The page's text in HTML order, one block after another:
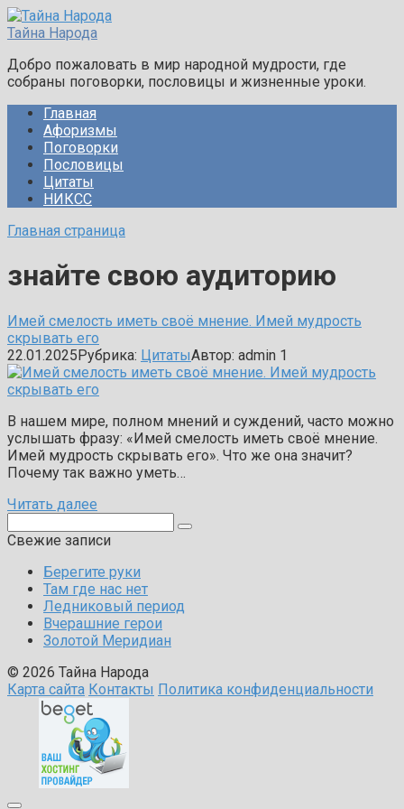
Перейти
к
Тайна Народа
Добро пожаловать в мир народной мудрости, где
собраны поговорки, пословицы и жизненные уроки.
Главная
Афоризмы
Поговорки
Пословицы
Цитаты
НИКСС
Главная страница
знайте свою аудиторию
Имей смелость иметь своё мнение. Имей мудрость
скрывать его
22.01.2025Рубрика: ЦитатыАвтор: admin 1
В нашем мире, полном мнений и суждений, часто можно
услышать фразу: «Имей смелость иметь своё мнение.
Имей мудрость скрывать его». Что же она значит?
Почему так важно уметь…
Читать далее
Свежие записи
Берегите руки
Там где нас нет
Ледниковый период
Вчерашние герои
Золотой Меридиан
© 2026 Тайна Народа
Карта сайта Контакты Политика конфиденциальности